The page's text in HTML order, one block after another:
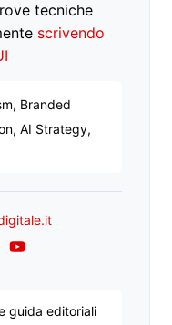
tecniche
scrivendo
Branded
AI Strategy,
YouTube
guida editoriali